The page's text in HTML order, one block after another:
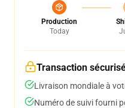
Production
Today
Transaction
Livraison mondiale à
Numéro de suivi fourni